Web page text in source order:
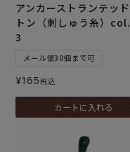
アンカーストランテッ
トン（刺しゅう糸）
3
メール便30個まで可
¥165税込
カートに入れる